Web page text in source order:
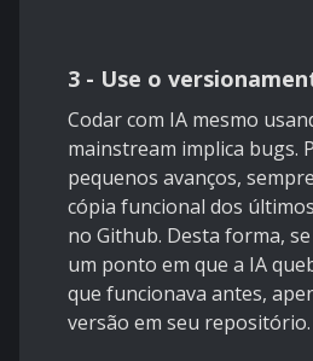
3 - Use o
Codar com IA mesmo
mainstream implica bugs.
pequenos avanços,
cópia funcional dos
no Github. Desta forma,
um ponto em que a IA
que funcionava antes,
versão em seu repositório.